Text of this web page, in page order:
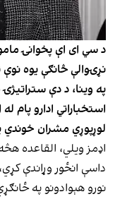
د سي ای اې پخوانۍ
نړۍوالې څانګې یوه
په وینا، د دې
استخباراتي ادارو پام
لوړپوړي مشران
اډمز ویلي، القاعده
داسې انځور وړاندې
نورو هېوادونو په